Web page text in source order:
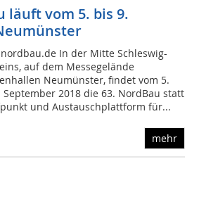
läuft vom 5. bis 9.
In der Mitte Schleswig-
auf dem Messegelände
Neumünster, findet vom 5.
September 2018 die 63. NordBau statt
und Austauschplattform für...
mehr